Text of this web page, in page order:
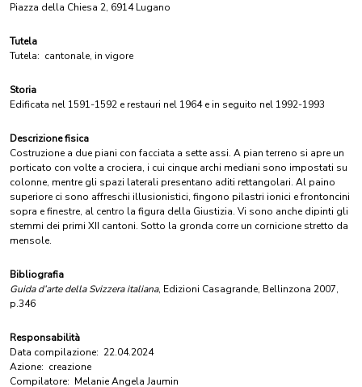
Piazza della Chiesa 2, 6914 Lugano
Tutela
Tutela: cantonale, in vigore
Storia
Edificata nel 1591-1592 e restauri nel 1964 e in seguito nel 1992-1993
Descrizione fisica
Costruzione a due piani con facciata a sette assi. A pian terreno si apre un
porticato con volte a crociera, i cui cinque archi mediani sono impostati su
colonne, mentre gli spazi laterali presentano aditi rettangolari. Al paino
superiore ci sono affreschi illusionistici, fingono pilastri ionici e frontoncini
sopra e finestre, al centro la figura della Giustizia. Vi sono anche dipinti gli
stemmi dei primi XII cantoni. Sotto la gronda corre un cornicione stretto da
mensole.
Bibliografia
Guida d’arte della Svizzera italiana, Edizioni Casagrande, Bellinzona 2007,
p.346
Responsabilità
Data compilazione: 22.04.2024
Azione: creazione
Compilatore: Melanie Angela Jaumin